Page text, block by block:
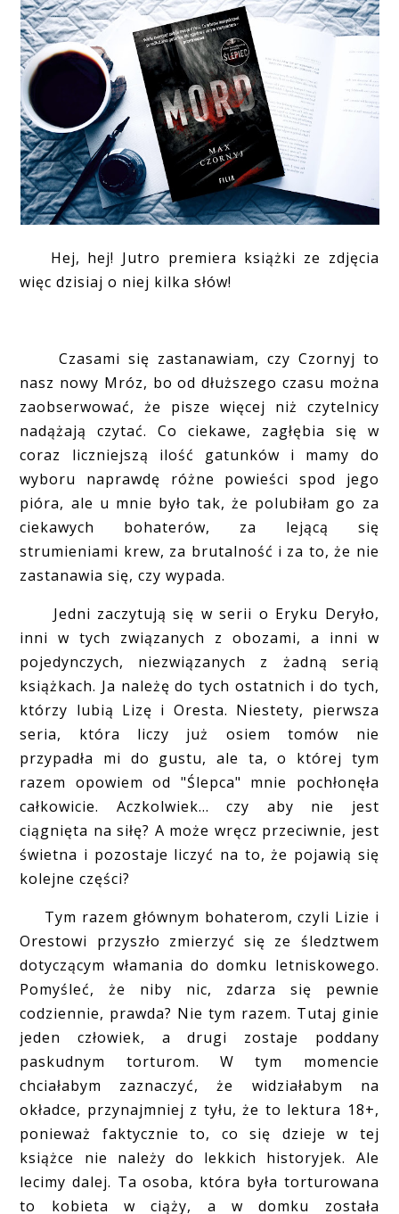
Hej, hej! Jutro premiera książki ze zdjęcia
więc dzisiaj o niej kilka słów!
Czasami się zastanawiam, czy Czornyj to
nasz nowy Mróz, bo od dłuższego czasu można
zaobserwować, że pisze więcej niż czytelnicy
nadążają czytać. Co ciekawe, zagłębia się w
coraz liczniejszą ilość gatunków i mamy do
wyboru naprawdę różne powieści spod jego
pióra, ale u mnie było tak, że polubiłam go za
ciekawych bohaterów, za lejącą się
strumieniami krew, za brutalność i za to, że nie
zastanawia się, czy wypada.
Jedni zaczytują się w serii o Eryku Deryło,
inni w tych związanych z obozami, a inni w
pojedynczych, niezwiązanych z żadną serią
książkach. Ja należę do tych ostatnich i do tych,
którzy lubią Lizę i Oresta. Niestety, pierwsza
seria, która liczy już osiem tomów nie
przypadła mi do gustu, ale ta, o której tym
razem opowiem od "Ślepca" mnie pochłonęła
całkowicie. Aczkolwiek... czy aby nie jest
ciągnięta na siłę? A może wręcz przeciwnie, jest
świetna i pozostaje liczyć na to, że pojawią się
kolejne części?
Tym razem głównym bohaterom, czyli Lizie i
Orestowi przyszło zmierzyć się ze śledztwem
dotyczącym włamania do domku letniskowego.
Pomyśleć, że niby nic, zdarza się pewnie
codziennie, prawda? Nie tym razem. Tutaj ginie
jeden człowiek, a drugi zostaje poddany
paskudnym torturom. W tym momencie
chciałabym zaznaczyć, że widziałabym na
okładce, przynajmniej z tyłu, że to lektura 18+,
ponieważ faktycznie to, co się dzieje w tej
książce nie należy do lekkich historyjek. Ale
lecimy dalej. Ta osoba, która była torturowana
to kobieta w ciąży, a w domku została